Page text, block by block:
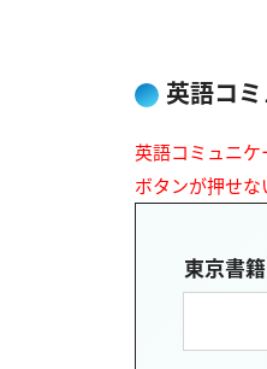
英語コ
英語コミュニケ
ボタンが押せな
東京書籍